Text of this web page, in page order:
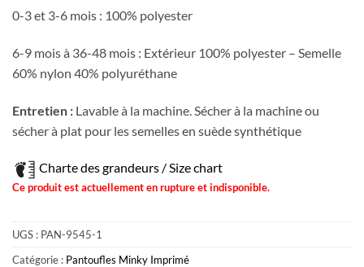
0-3 et 3-6 mois : 100% polyester
6-9 mois à 36-48 mois : Extérieur 100% polyester – Semelle
60% nylon 40% polyuréthane
Entretien : Lavable à la machine. Sécher à la machine ou
sécher à plat pour les semelles en suède synthétique
Charte des grandeurs / Size chart
Ce produit est actuellement en rupture et indisponible.
UGS : PAN-9545-1
Catégorie : Pantoufles Minky Imprimé